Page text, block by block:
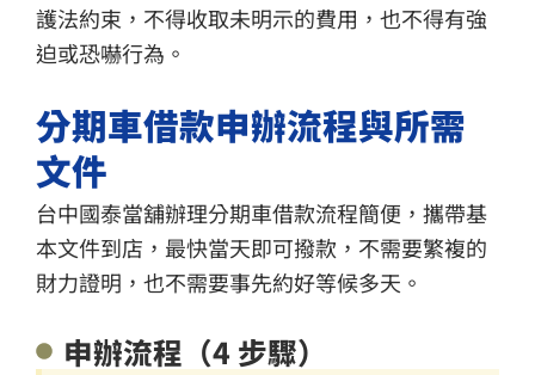
護法約束，不得收取未明示的費用，也不得有強
迫或恐嚇行為。
分期車借款申辦流程與所需
文件
台中國泰當舖辦理分期車借款流程簡便，攜帶基
本文件到店，最快當天即可撥款，不需要繁複的
財力證明，也不需要事先約好等候多天。
申辦流程（4 步驟）